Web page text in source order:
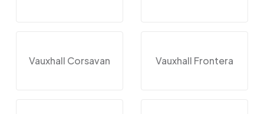
Vauxhall Corsavan Vauxhall Frontera